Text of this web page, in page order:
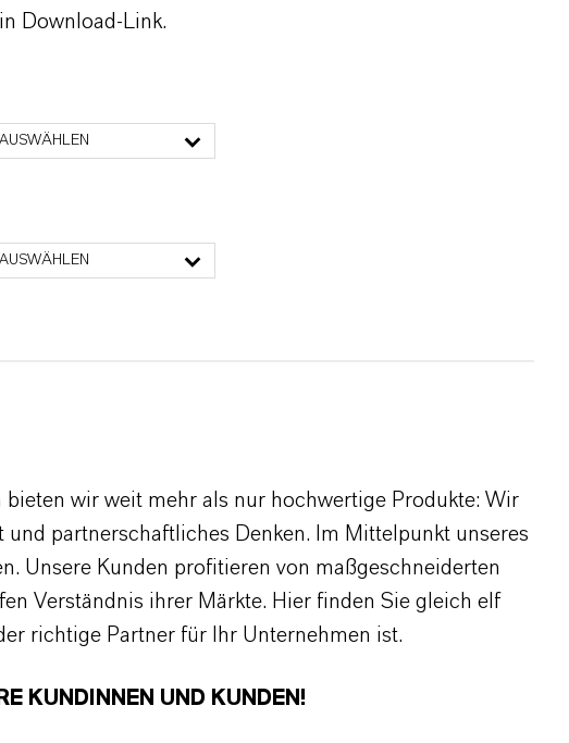
Download-Link.
wir weit mehr als nur hochwertige Produkte: Wir
partnerschaftliches Denken. Im Mittelpunkt unseres
Unsere Kunden profitieren von maßgeschneiderten
Verständnis ihrer Märkte. Hier finden Sie gleich elf
richtige Partner für Ihr Unternehmen ist.
KUNDINNEN UND KUNDEN!